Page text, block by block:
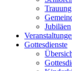
Trauung
Jubiläen
Gottesdienste